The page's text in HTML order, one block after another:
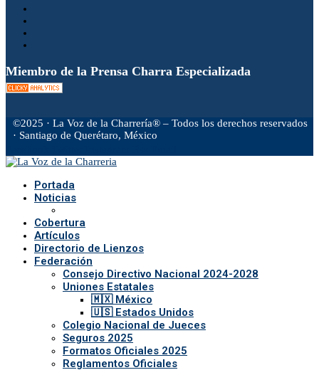
Miembro de la Prensa Charra Especializada
©2025 · La Voz de la Charrería® – Todos los derechos reservados
· Santiago de Querétaro, México
Portada
Noticias
Cobertura
Artículos
Directorio de Lienzos
Federación
Consejo Directivo Nacional 2024-2028
Uniones Estatales
🇲🇽 México
🇺🇸 Estados Unidos
Colegio Nacional de Jueces
Seguros 2025
Formatos Oficiales 2025
Reglamentos Oficiales